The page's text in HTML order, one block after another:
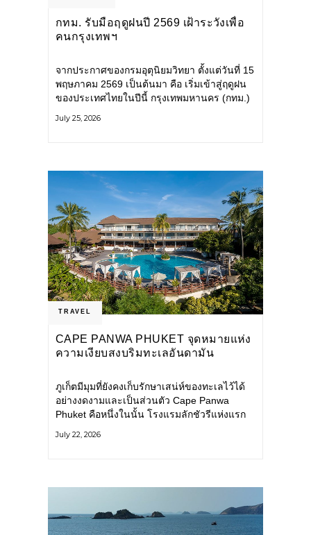
กทม. รับมือฤดูฝนปี 2569 เฝ้าระวังเพื่อ
คนกรุงเทพฯ
จากประกาศของกรมอุตุนิยมวิทยา ตั้งแต่วันที่ 15
พฤษภาคม 2569 เป็นต้นมา คือ เริ่มเข้าสู่ฤดูฝน
ของประเทศไทยในปีนี้ กรุงเทพมหานคร (กทม.)
โครงสร้างพื้นฐาน
July 25, 2026
TRAVEL
CAPE PANWA PHUKET จุดหมายแห่ง
ความเงียบสงบริมทะเลอันดามัน
ภูเก็ตมีมุมที่ยังคงเก็บรักษาเสน่ห์ของทะเลไว้ได้
อย่างงดงามและเป็นส่วนตัว Cape Panwa
Phuket คือหนึ่งในนั้น โรงแรมลักชัวรีแห่งแรก
แหลมพันวา ทางตะวันออกเฉียงใต้ของเกาะ
July 22, 2026